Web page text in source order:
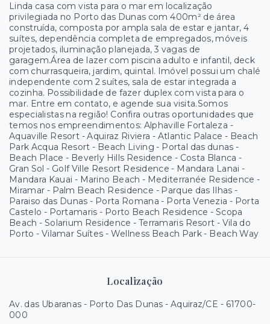
Linda casa com vista para o mar em localização
privilegiada no Porto das Dunas com 400m² de área
construída, composta por ampla sala de estar e jantar, 4
suítes, dependência completa de empregados, móveis
projetados, iluminação planejada, 3 vagas de
garagem.Área de lazer com piscina adulto e infantil, deck
com churrasqueira, jardim, quintal. Imóvel possui um chalé
independente com 2 suítes, sala de estar integrada a
cozinha. Possibilidade de fazer duplex com vista para o
mar. Entre em contato, e agende sua visita.Somos
especialistas na região! Confira outras oportunidades que
temos nos empreendimentos: Alphaville Fortaleza -
Aquaville Resort - Aquiraz Riviera - Atlantic Palace - Beach
Park Acqua Resort - Beach Living - Portal das dunas -
Beach Place - Beverly Hills Residence - Costa Blanca -
Gran Sol - Golf Ville Resort Residence - Mandara Lanai -
Mandara Kauai - Marino Beach - Mediterranée Residence -
Miramar - Palm Beach Residence - Parque das Ilhas -
Paraiso das Dunas - Porta Romana - Porta Venezia - Porta
Castelo - Portamaris - Porto Beach Residence - Scopa
Beach - Solarium Residence - Terramaris Resort - Vila do
Porto - Vilamar Suítes - Wellness Beach Park - Beach Way
Localização
Av. das Ubaranas - Porto Das Dunas - Aquiraz/CE - 61700-
000